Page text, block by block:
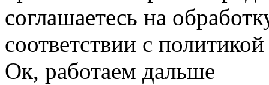
соглашаетесь на
соответствии с
Ок, работаем дальше